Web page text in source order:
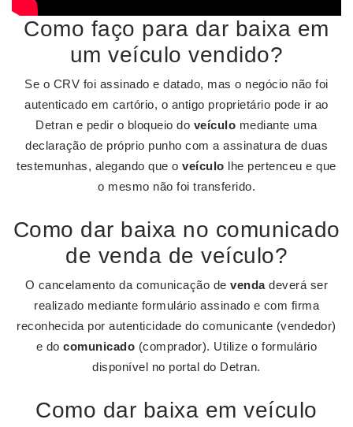
Como faço para dar baixa em
um veículo vendido?
Se o CRV foi assinado e datado, mas o negócio não foi
autenticado em cartório, o antigo proprietário pode ir ao
Detran e pedir o bloqueio do veículo mediante uma
declaração de próprio punho com a assinatura de duas
testemunhas, alegando que oveículo lhe pertenceu e que
o mesmo não foi transferido.
Como dar baixa no comunicado
de venda de veículo?
O cancelamento da comunicação devendadeverá ser
realizado mediante formulário assinado e com firma
reconhecida por autenticidade do comunicante (vendedor)
e docomunicado (comprador). Utilize o formulário
disponível no portal do Detran.
Como dar baixa em veículo